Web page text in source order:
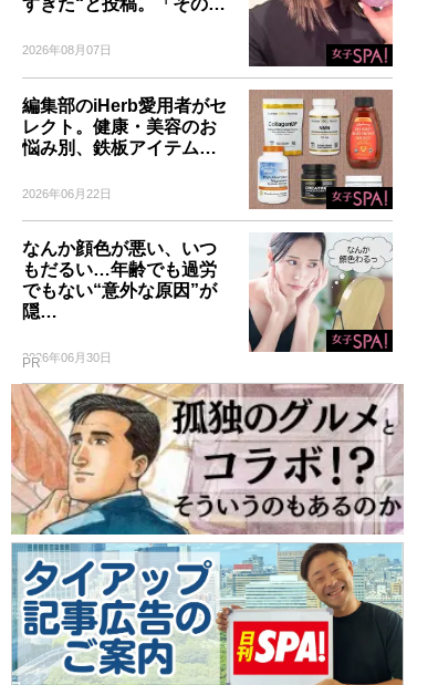
すぎた“と投稿。「その…
2026年08月07日
編集部のiHerb愛用者がセ
レクト。健康・美容のお
悩み別、鉄板アイテム…
2026年06月22日
なんか顔色が悪い、いつ
もだるい…年齢でも過労
でもない“意外な原因”が
隠…
2026年06月30日
PR